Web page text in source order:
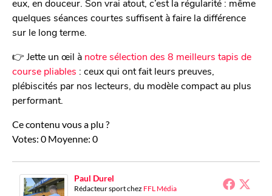
eux, en douceur. Son vrai atout, c’est la régularité : même
quelques séances courtes suffisent à faire la différence
sur le long terme.
👉 Jette un œil à notre sélection des 8 meilleurs tapis de
course pliables : ceux qui ont fait leurs preuves,
plébiscités par nos lecteurs, du modèle compact au plus
performant.
Ce contenu vous a plu ?
Votes: 0 Moyenne: 0
Paul Durel
Rédacteur sportchez FFL Média